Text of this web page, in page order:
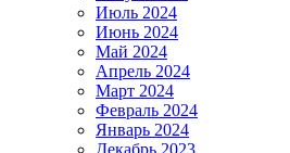
Июль 2024
Июнь 2024
Май 2024
Апрель 2024
Март 2024
Февраль 2024
Январь 2024
Декабрь 2023